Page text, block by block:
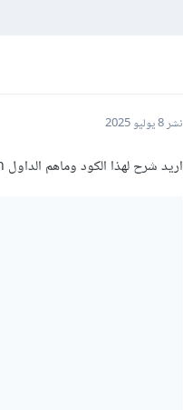
نشر8 يوليو 2025
اريد شرح لهذا الكود وماهم الداول all & assign